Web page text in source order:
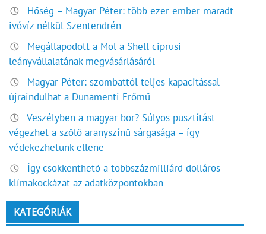
Hőség – Magyar Péter: több ezer ember maradt
ivóvíz nélkül Szentendrén
Megállapodott a Mol a Shell ciprusi
leányvállalatának megvásárlásáról
Magyar Péter: szombattól teljes kapacitással
újraindulhat a Dunamenti Erőmű
Veszélyben a magyar bor? Súlyos pusztítást
végezhet a szőlő aranyszínű sárgasága – így
védekezhetünk ellene
Így csökkenthető a többszázmilliárd dolláros
klímakockázat az adatközpontokban
KATEGÓRIÁK